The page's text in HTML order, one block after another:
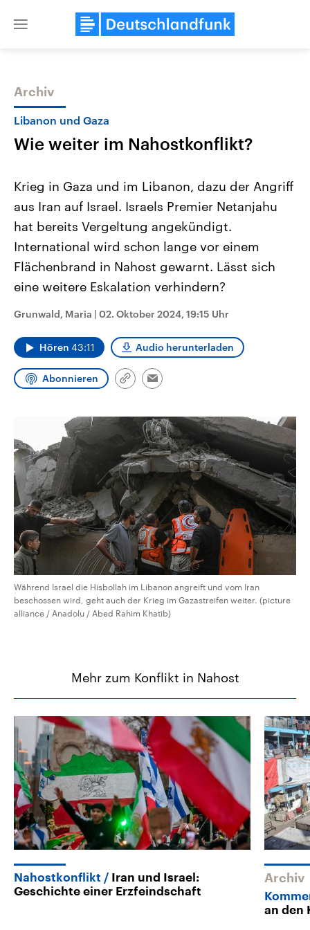
Close
Themen
USA
Aktuelle Beiträge, Analysen und
Hintergründe
Wirtschaftlich und militärisch
gehören die Vereinigten Staaten zu
mit großem Einfluss auf das
aktuelle Weltgeschehen.
Nahostkonflikt
Aktuelle Lage und
Der Überfall der
Terrororganisation Hamas
Oktober 2023 auf Israel
Israel möchte die Hamas
Diese wird wie die
Sendungen Programm Podcasts
Audio-Archiv
Archiv
Libanon und Gaza
Wie weiter im Nahostkonflikt?
Krieg in Gaza und im Libanon, dazu der Angriff
aus Iran auf Israel. Israels Premier Netanjahu
hat bereits Vergeltung angekündigt.
International wird schon lange vor einem
Flächenbrand in Nahost gewarnt. Lässt sich
eine weitere Eskalation verhindern?
Grunwald, Maria | 02. Oktober 2024, 19:15 Uhr
Hören 43:11 Audio herunterladen
Abonnieren
Link
Email
Während Israel die Hisbollah im Libanon angreift und vom Iran
beschossen wird, geht auch der Krieg im Gazastreifen weiter. (picture
alliance / Anadolu / Abed Rahim Khatib)
Mehr zum Konflikt in Nahost
Nahostkonflikt
Iran und Israel:
Geschichte einer Erzfeindschaft
Archiv
an den